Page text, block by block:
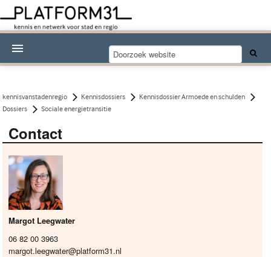
Kennisdossiers
Abonneren
Contact
kennisvanstadenregio Kennisdossiers
Kennisdossier Armoede en schulden
Dossiers
Sociale energietransitie
Contact
Margot Leegwater
06 82 00 3963
margot.leegwater@platform31.nl